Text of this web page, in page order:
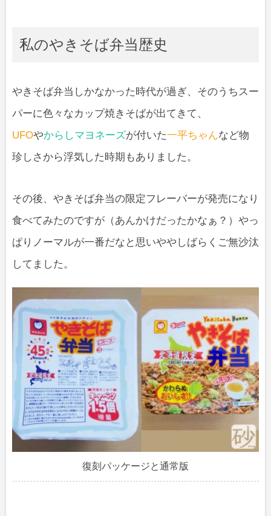
私のやきそば弁当歴史
やきそば弁当しかなかった時代が過ぎ、そのうちスー
パーに色々なカップ焼きそばが出てきて、
UFOやからしマヨネーズが付いた一平ちゃんなど物
珍しさから浮気した時期もありました。
その後、やきそば弁当の限定フレーバーが発売になり
食べてみたのですが（あんかけだったかなぁ？）やっ
ぱりノーマルが一番だなと思いややしばらくご無沙汰
してました。
復刻パッケージと通常版